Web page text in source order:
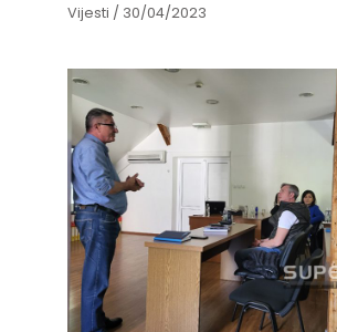
Vijesti / 30/04/2023